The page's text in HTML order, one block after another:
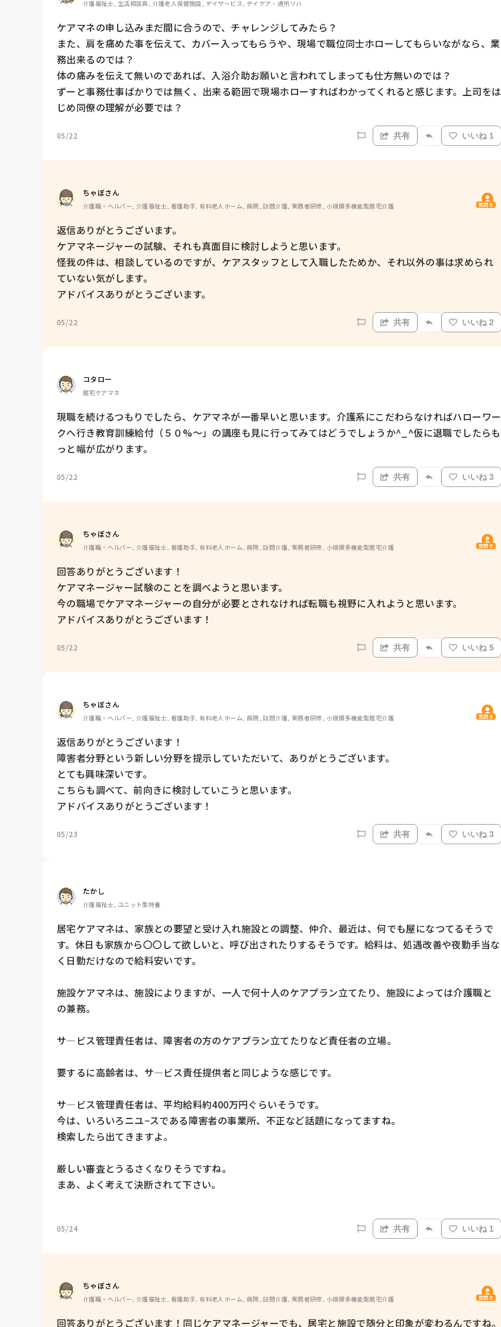
介護福祉士, 生活相談員, 介護老人保健施設, デイサービス, デイケア・通所リハ
ケアマネの申し込みまだ間に合うので、チャレンジしてみたら？
また、肩を痛めた事を伝えて、カバー入ってもらうや、現場で職位同士ホローしてもらいながなら、業
務出来るのでは？
体の痛みを伝えて無いのであれば、入浴介助お願いと言われてしまっても仕方無いのでは？
ずーと事務仕事ばかりでは無く、出来る範囲で現場ホローすればわかってくれると感じます。上司をは
じめ同僚の理解が必要では？
05/22 共有 いいね 1
ちゃぼさん
介護職・ヘルパー, 介護福祉士, 看護助手, 有料老人ホーム, 病院, 訪問介護, 実務者研修, 小規模多機能型居宅介護 質問主
返信ありがとうございます。
ケアマネージャーの試験、それも真面目に検討しようと思います。
怪我の件は、相談しているのですが、ケアスタッフとして入職したためか、それ以外の事は求められ
ていない気がします。
アドバイスありがとうございます。
05/22 共有 いいね 2
コタロー
居宅ケアマネ
現職を続けるつもりでしたら、ケアマネが一番早いと思います。介護系にこだわらなければハローワー
クへ行き教育訓練給付（５０%〜」の講座も見に行ってみてはどうでしょうか^_^仮に退職でしたらも
っと幅が広がります。
05/22 共有 いいね 3
ちゃぼさん
介護職・ヘルパー, 介護福祉士, 看護助手, 有料老人ホーム, 病院, 訪問介護, 実務者研修, 小規模多機能型居宅介護 質問主
回答ありがとうございます！
ケアマネージャー試験のことを調べようと思います。
今の職場でケアマネージャーの自分が必要とされなければ転職も視野に入れようと思います。
アドバイスありがとうございます！
05/22 共有 いいね 5
ちゃぼさん
介護職・ヘルパー, 介護福祉士, 看護助手, 有料老人ホーム, 病院, 訪問介護, 実務者研修, 小規模多機能型居宅介護 質問主
返信ありがとうございます！
障害者分野という新しい分野を提示していただいて、ありがとうございます。
とても興味深いです。
こちらも調べて、前向きに検討していこうと思います。
アドバイスありがとうございます！
05/23 共有 いいね 3
たかし
介護福祉士, ユニット型特養
居宅ケアマネは、家族との要望と受け入れ施設との調整、仲介、最近は、何でも屋になつてるそうで
す。休日も家族から〇〇して欲しいと、呼び出されたりするそうです。給料は、処遇改善や夜勤手当な
く日勤だけなので給料安いです。
施設ケアマネは、施設によりますが、一人で何十人のケアプラン立てたり、施設によっては介護職と
の兼務。
サ―ビス管理責任者は、障害者の方のケアプラン立てたりなど責任者の立場。
要するに高齢者は、サ―ビス責任提供者と同じような感じです。
サ―ビス管理責任者は、平均給料約400万円ぐらいそうです。
今は、いろいろニユ−スである障害者の事業所、不正など話題になってますね。
検索したら出てきますよ。
厳しい審査とうるさくなりそうですね。
まあ、よく考えて決断されて下さい。
05/24 共有 いいね 1
ちゃぼさん
介護職・ヘルパー, 介護福祉士, 看護助手, 有料老人ホーム, 病院, 訪問介護, 実務者研修, 小規模多機能型居宅介護 質問主
回答ありがとうございます！同じケアマネージャーでも、居宅と施設で随分と印象が変わるんですね。